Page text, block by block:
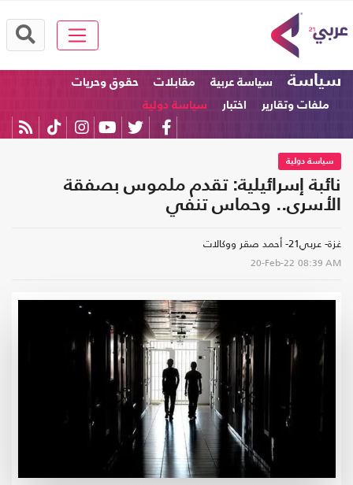
سياسة سياسة عربية مقابلات
حقوق وحريات
ملفات وتقارير
اختبار سياسة دولية
سياسة دولية
نائبة إسرائيلية: تقدم ملموس بصفقة
الأسرى.. وحماس تنفي
غزة- عربي21- أحمد صقر ووكالات
20-Feb-22 08:39 AM